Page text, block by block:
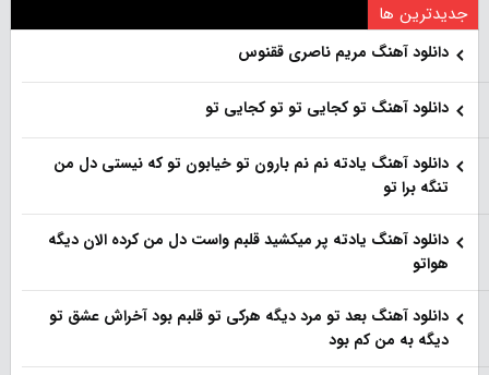
جدیدترین ها
دانلود آهنگ مریم ناصری ققنوس
دانلود آهنگ تو کجایی تو تو کجایی تو
دانلود آهنگ یادته نم نم بارون تو خیابون تو که نیستی دل من
تنگه برا تو
دانلود آهنگ یادته پر میکشید قلبم واست دل من کرده الان دیگه
هواتو
دانلود آهنگ بعد تو مرد دیگه هرکی تو قلبم بود آخراش عشق تو
دیگه به من کم بود